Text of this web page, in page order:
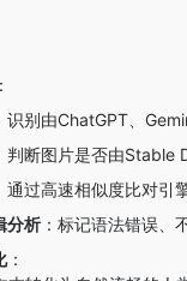
：
识别由ChatGPT、
判断图片是否由Stable
通过高速相似度比对引
分析：标记语法错误、
：